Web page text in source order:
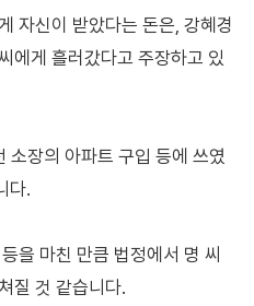
자신이 받았다는 돈은, 강혜경
에게 흘러갔다고 주장하고 있
소장의 아파트 구입 등에 쓰였
다.
을 마친 만큼 법정에서 명 씨
질 것 같습니다.